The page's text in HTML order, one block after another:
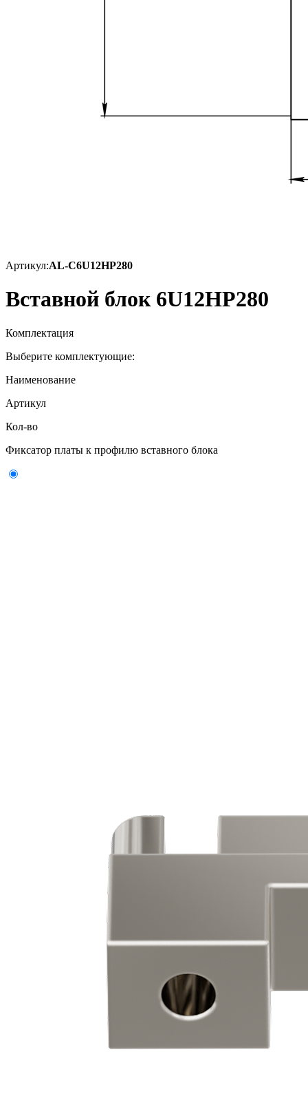
Артикул:AL-C6U12HP280
Вставной блок 6U12HP280
Комплектация
Выберите комплектующие:
Наименование
Артикул
Кол-во
Фиксатор платы к профилю вставного блока